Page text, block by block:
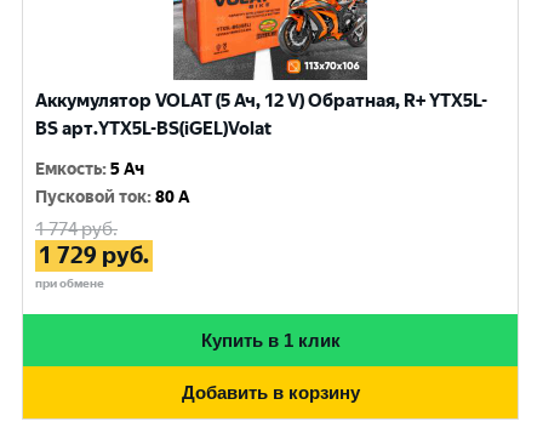
Аккумулятор VOLAT (5 Ач, 12 V) Обратная, R+ YTX5L-
BS арт.YTX5L-BS(iGEL)Volat
Емкость:5 Ач
Пусковой ток:80 A
1 774руб.
1 729 руб.
при обмене
Купить в 1 клик
Добавить в корзину